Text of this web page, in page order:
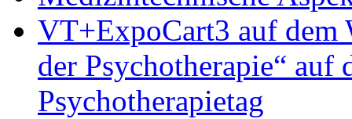
VT+ExpoCart3 auf dem
der Psychotherapie“ auf
Psychotherapietag